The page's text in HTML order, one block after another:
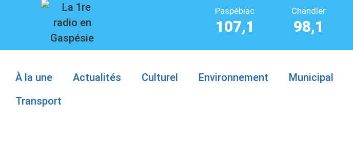
Paspébiac
107,1
Chandler
98,1
À la une Actualités Culturel Environnement Municipal
Transport